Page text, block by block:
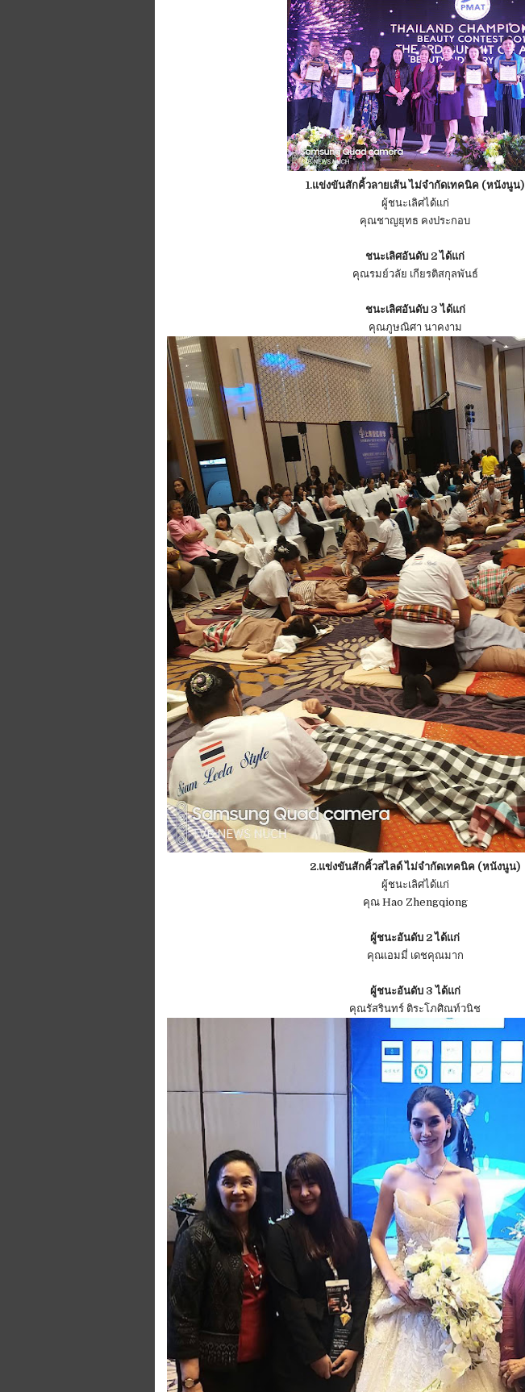
1.แข่งขันสักคิ้วลายเส้น ไม่จำกัดเทคนิค (หนังนูน)
ผู้ชนะเลิศได้แก่
คุณชาญยุทธ คงประกอบ
ชนะเลิศอันดับ 2 ได้แก่
คุณรมย์วลัย เกียรติสกุลพันธ์
ชนะเลิศอันดับ 3 ได้แก่
คุณภูษณิศา นาคงาม
2.แข่งขันสักคิ้วสไลด์ ไม่จำกัดเทคนิค (หนังนูน)
ผู้ชนะเลิศได้แก่
คุณ Hao Zhengqiong
ผู้ชนะอันดับ 2 ได้แก่
คุณเอมมี่ เดชคุณมาก
ผู้ชนะอันดับ 3 ได้แก่
คุณรัสรินทร์ ติระโภศิณท์วนิช